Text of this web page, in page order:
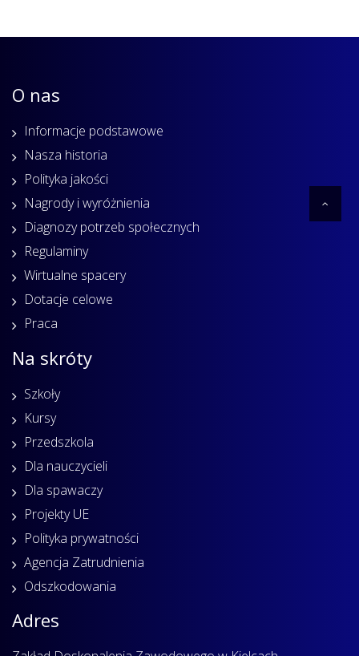
O nas
Informacje podstawowe
Nasza historia
Polityka jakości
Nagrody i wyróżnienia
Diagnozy potrzeb społecznych
Regulaminy
Wirtualne spacery
Dotacje celowe
Praca
Na skróty
Szkoły
Kursy
Przedszkola
Dla nauczycieli
Dla spawaczy
Projekty UE
Polityka prywatności
Agencja Zatrudnienia
Odszkodowania
Adres